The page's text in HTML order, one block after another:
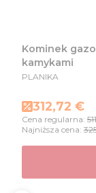
Kominek
kamykami
PRODUCENT
PLANIKA
Cena
312,72 €
Cena regularna:
Najniższa cena: